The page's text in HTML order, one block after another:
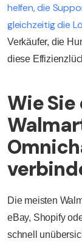
helfen, die
gleichzeitig die
Verkäufer, die
diese
Wie
Die meisten
eBay, Shopify
schnell